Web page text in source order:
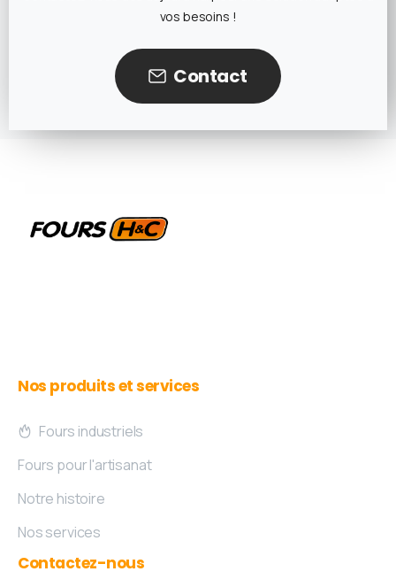
vos besoins !
Contact
Nos produitsetservices
Fours industriels
Fours pour l'artisanat
Notre histoire
Nos services
Contactez-nous